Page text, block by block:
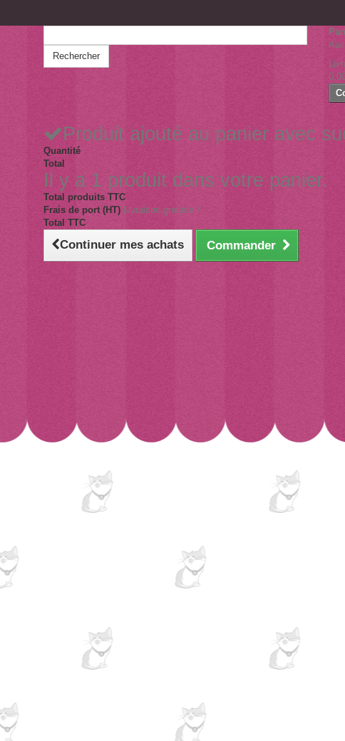
Rechercher
Produit ajouté au panier avec
Quantité
Total
Il y a 1 produit dans votre panier.
Total produits TTC
Frais de port (HT) Livraison gratuite !
Total TTC
Continuer mes achats Commander